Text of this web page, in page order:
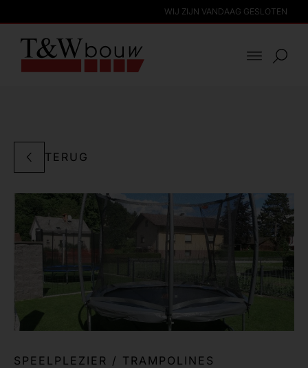
WIJ ZIJN VANDAAG GESLOTEN
TERUG
SPEELPLEZIER / TRAMPOLINES